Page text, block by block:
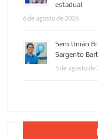
estadual
6 de agosto de 2026
Sem União
Sargento
5 de agosto de